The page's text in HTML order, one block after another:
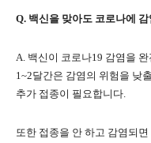
Q. 백신을 맞아도 코로나에
A. 백신이 코로나19 감염을
1~2달간은 감염의 위험을 낮
추가 접종이 필요합니다.
또한 접종을 안 하고 감염되